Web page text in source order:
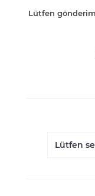
Lütfen